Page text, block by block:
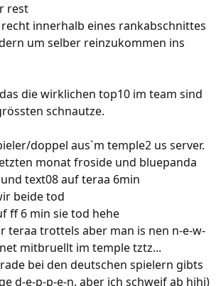
rest
innerhalb eines rankabschnittes
um selber reinzukommen ins
die wirklichen top10 im team sind
schnautze.
doppel aus`m temple2 us server.
monat froside und bluepanda
text08 auf teraa 6min
beide tod
ff 6 min sie tod hehe
teraa trottels aber man is nen n-e-w-
mitbruellt im temple tztz...
bei den deutschen spielern gibts
d-e-p-p-e-n. aber ich schweif ab hihi)